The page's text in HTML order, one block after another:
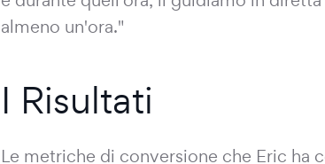
almeno un'ora."
I Risultati
Le metriche di conversione che Eric ha